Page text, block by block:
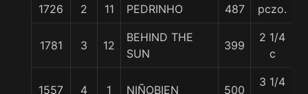
1726 2 11 PEDRINHO 487 pczo.
1781 3 12
BEHIND THE
SUN
399
2 1/4
c
1557 4 1 NIÑOBIEN 500
3 1/4